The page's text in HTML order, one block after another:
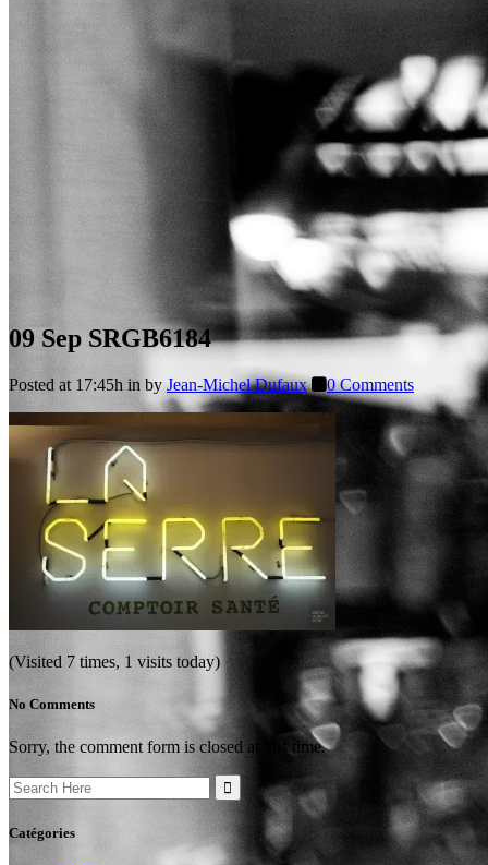
09 Sep SRGB6184
Posted at 17:45h in by Jean-Michel Dufaux 0 Comments
(Visited 7 times, 1 visits today)
No Comments
Sorry, the comment form is closed at this time.
Search
for:
Catégories